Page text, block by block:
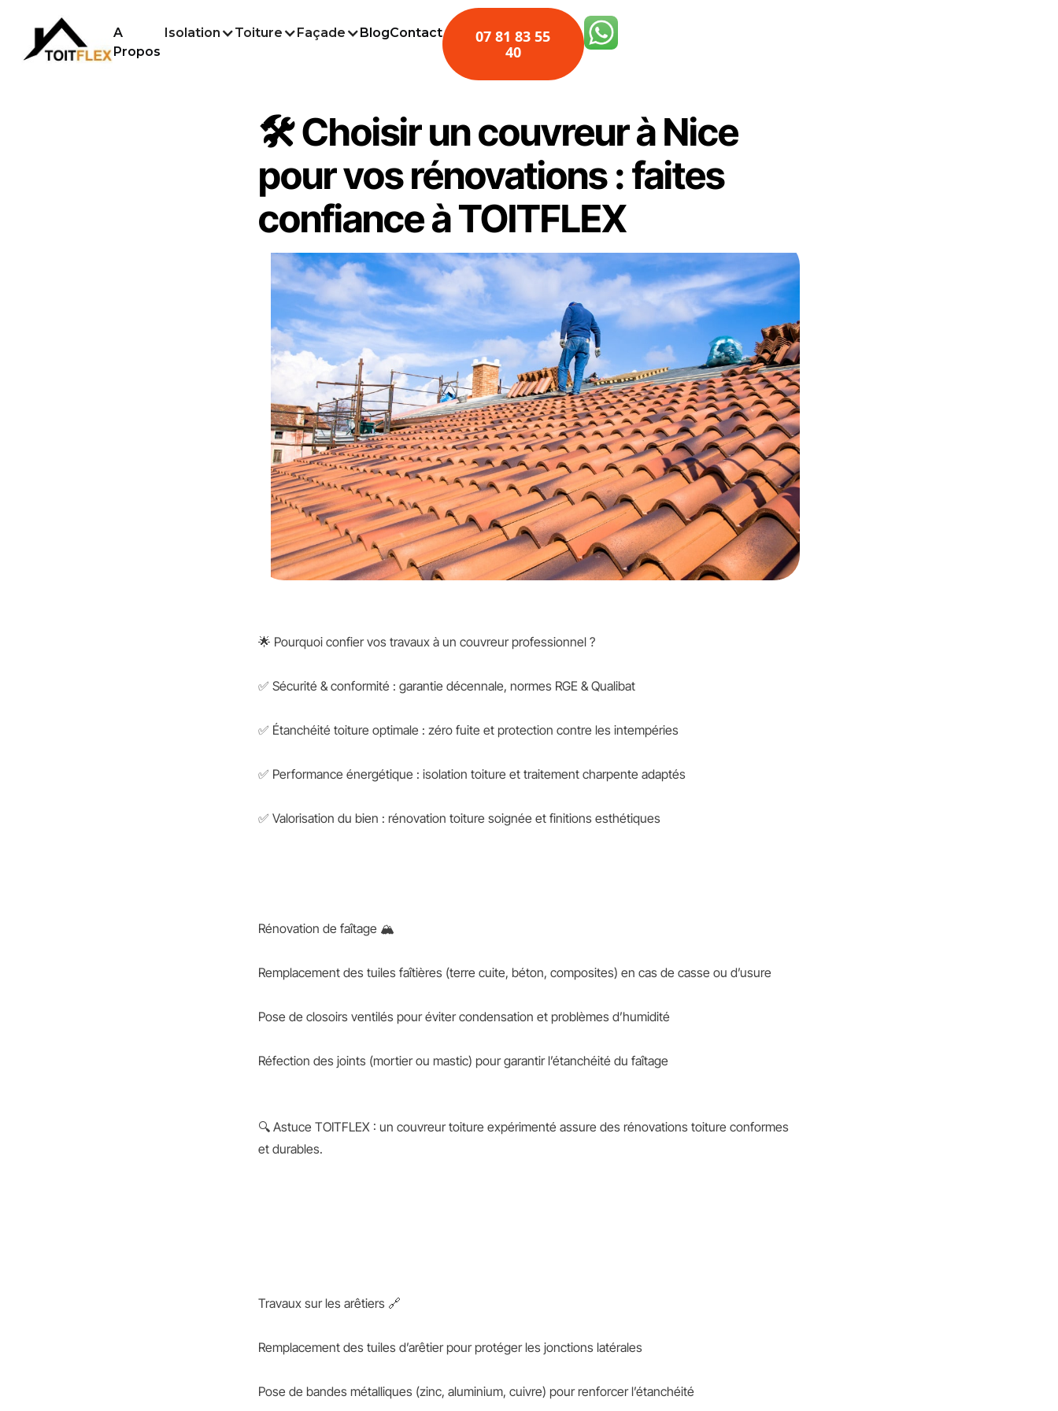
A
Propos
Isolation Toiture Façade BlogContact
07 81 83 55
40
🛠️ Choisir un couvreur à Nice
pour vos rénovations : faites
confiance à TOITFLEX
🌟 Pourquoi confier vos travaux à un couvreur professionnel ?
✅ Sécurité & conformité : garantie décennale, normes RGE & Qualibat
✅ Étanchéité toiture optimale : zéro fuite et protection contre les intempéries
✅ Performance énergétique : isolation toiture et traitement charpente adaptés
✅ Valorisation du bien : rénovation toiture soignée et finitions esthétiques
Rénovation de faîtage 🏔️
Remplacement des tuiles faîtières (terre cuite, béton, composites) en cas de casse ou d’usure
Pose de closoirs ventilés pour éviter condensation et problèmes d’humidité
Réfection des joints (mortier ou mastic) pour garantir l’étanchéité du faîtage
🔍 Astuce TOITFLEX : un couvreur toiture expérimenté assure des rénovations toiture conformes
et durables.
Travaux sur les arêtiers 🔗
Remplacement des tuiles d’arêtier pour protéger les jonctions latérales
Pose de bandes métalliques (zinc, aluminium, cuivre) pour renforcer l’étanchéité